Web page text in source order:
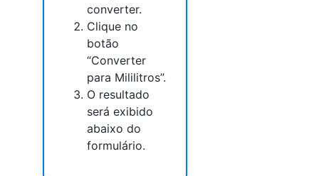
converter.
Clique no
botão
“Converter
para Mililitros”.
O resultado
será exibido
abaixo do
formulário.